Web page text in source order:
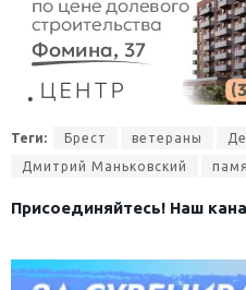
Теги: Брест ветераны
Дмитрий Маньковский
Присоединяйтесь! Наш